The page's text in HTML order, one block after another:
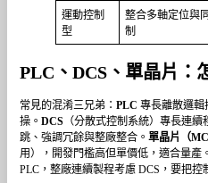
運動控制
型
整合多軸定位與
制
PLC、DCS、單晶片：
常見的混淆三兄弟：PLC 專長離散邏輯
操。DCS （分散式控制系統）專長連
跳、強調冗餘與整廠整合。單晶片（
用），開發門檻高但單價低，適合量產
PLC，整廠連續製程考慮 DCS，要把控